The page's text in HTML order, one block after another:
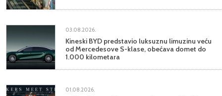
03.08.2026.
Kineski BYD predstavio luksuznu limuzinu veću
od Mercedesove S-klase, obećava domet do
1.000 kilometara
01.08.2026.